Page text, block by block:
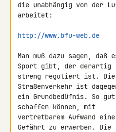
die unabhängig von der
arbeitet:
http://www.bfu-web.de
Man muß dazu sagen, daß
Sport gibt, der derartig
streng reguliert ist. Die
Straßenverkehr ist
ein Grundbedüfnis. So
schaffen können, mit
vertretbarem Aufwand
Gefährt zu erwerben. Die